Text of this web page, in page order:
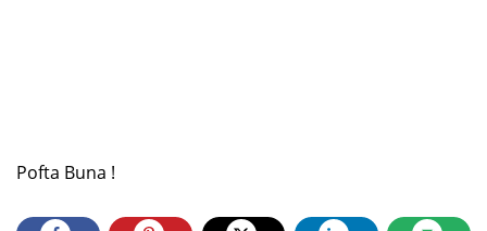
Pofta Buna !